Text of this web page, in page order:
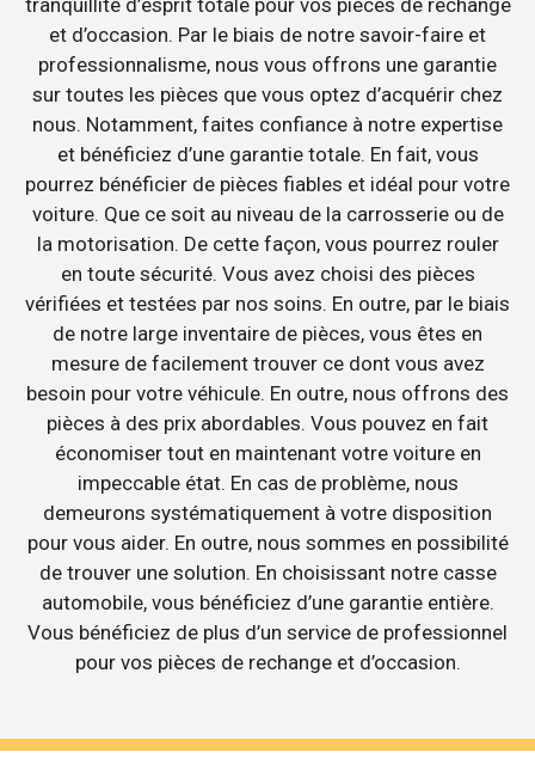
tranquillité d’esprit totale pour vos pièces de rechange
et d’occasion. Par le biais de notre savoir-faire et
professionnalisme, nous vous offrons une garantie
sur toutes les pièces que vous optez d’acquérir chez
nous. Notamment, faites confiance à notre expertise
et bénéficiez d’une garantie totale. En fait, vous
pourrez bénéficier de pièces fiables et idéal pour votre
voiture. Que ce soit au niveau de la carrosserie ou de
la motorisation. De cette façon, vous pourrez rouler
en toute sécurité. Vous avez choisi des pièces
vérifiées et testées par nos soins. En outre, par le biais
de notre large inventaire de pièces, vous êtes en
mesure de facilement trouver ce dont vous avez
besoin pour votre véhicule. En outre, nous offrons des
pièces à des prix abordables. Vous pouvez en fait
économiser tout en maintenant votre voiture en
impeccable état. En cas de problème, nous
demeurons systématiquement à votre disposition
pour vous aider. En outre, nous sommes en possibilité
de trouver une solution. En choisissant notre casse
automobile, vous bénéficiez d’une garantie entière.
Vous bénéficiez de plus d’un service de professionnel
pour vos pièces de rechange et d’occasion.